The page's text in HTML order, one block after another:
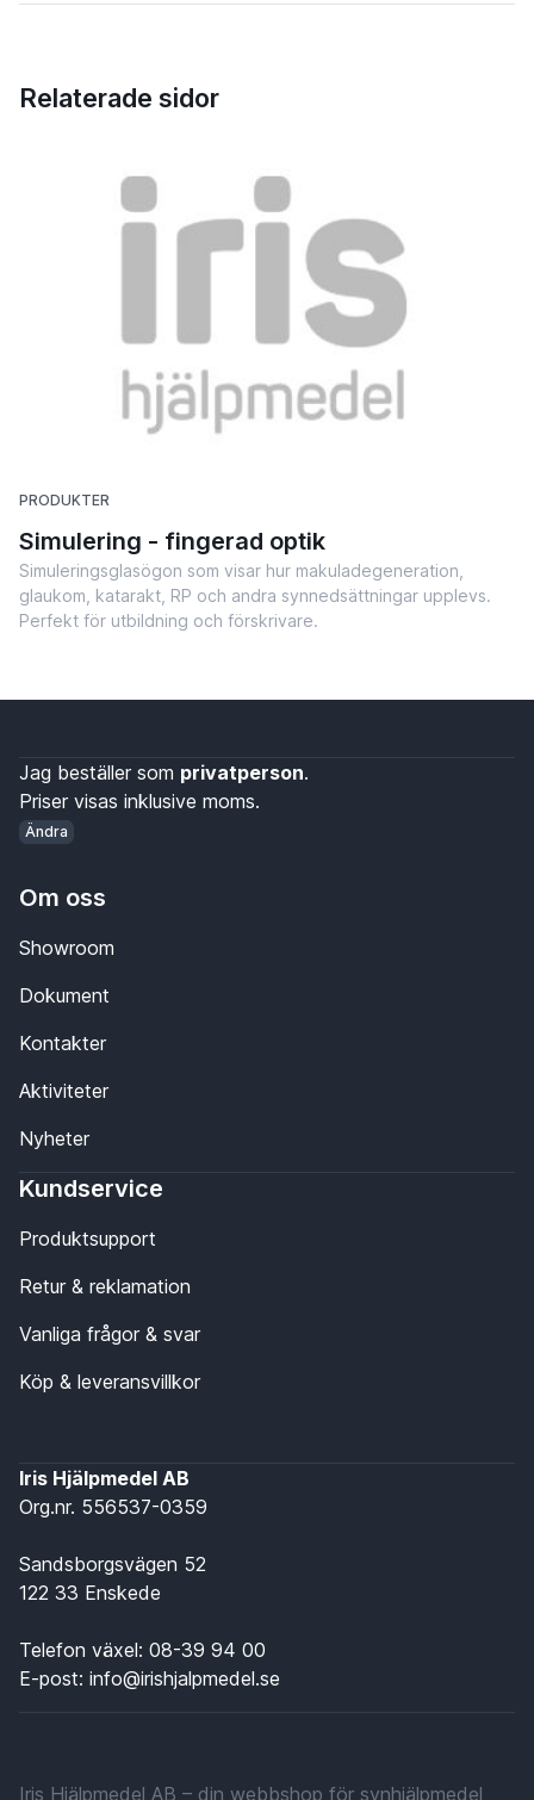
Relaterade sidor
PRODUKTER
Simulering - fingerad optik
Simuleringsglasögon som visar hur makuladegeneration,
glaukom, katarakt, RP och andra synnedsättningar upplevs.
Perfekt för utbildning och förskrivare.
Jag beställer som privatperson.
Priser visas inklusive moms.
Ändra
Om oss
Showroom
Dokument
Kontakter
Aktiviteter
Nyheter
Kundservice
Produktsupport
Retur & reklamation
Vanliga frågor & svar
Köp & leveransvillkor
Iris Hjälpmedel AB
Org.nr. 556537-0359
Sandsborgsvägen 52
122 33 Enskede
Telefon växel: 08-39 94 00
E-post: info@irishjalpmedel.se
Iris Hjälpmedel AB – din webbshop för synhjälpmedel